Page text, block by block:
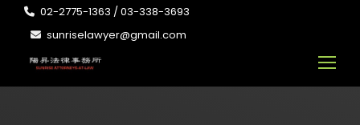
02-2775-1363 / 03-338-3693
sunriselawyer@gmail.com